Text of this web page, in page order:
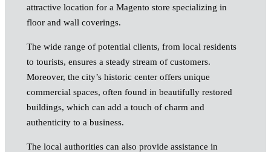
attractive location for a Magento store specializing in
floor and wall coverings.
The wide range of potential clients, from local residents
to tourists, ensures a steady stream of customers.
Moreover, the city’s historic center offers unique
commercial spaces, often found in beautifully restored
buildings, which can add a touch of charm and
authenticity to a business.
The local authorities can also provide assistance in